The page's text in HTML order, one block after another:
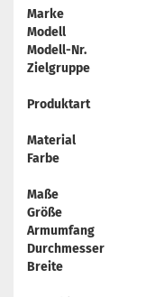
Marke
Modell
Modell-Nr.
Zielgruppe
Produktart
Material
Farbe
Maße
Größe
Armumfang
Durchmesser
Breite